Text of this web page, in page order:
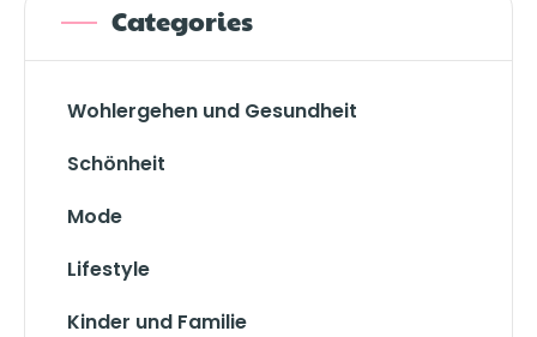
Categories
Wohlergehen und Gesundheit
Schönheit
Mode
Lifestyle
Kinder und Familie